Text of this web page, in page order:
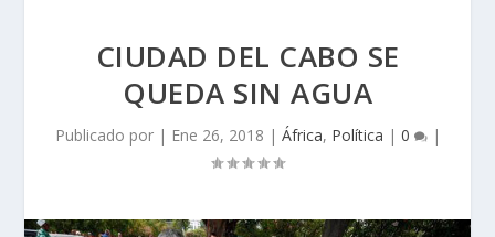
CIUDAD DEL CABO SE
QUEDA SIN AGUA
Publicado por | Ene 26, 2018 | África, Política | 0 |